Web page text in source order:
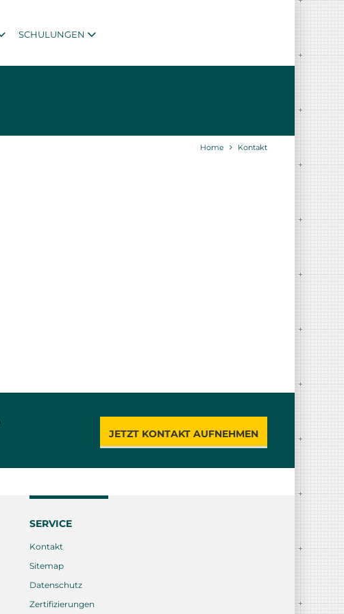
SCHULUNGEN
Home Kontakt
JETZT KONTAKT AUFNEHMEN
SERVICE
Kontakt
Sitemap
Datenschutz
Zertifizierungen